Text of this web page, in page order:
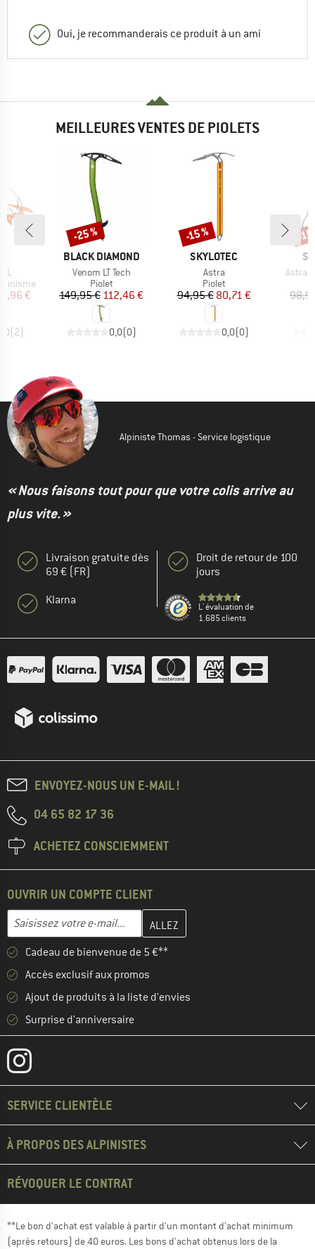
Oui, je recommanderais ce produit à un ami
MEILLEURES VENTES DE PIOLETS
réduit
€
(2)
MARQUE
BLACK DIAMOND
Article
Venom LT Tech
Product group
Piolet
Prix
149,95 €Prix réduit
112,46 €
0,0(0)
Remise
-25 %
MARQUE
SKYLOTEC
Article
Astra
Product group
Piolet
Prix
94,95 €Prix réduit
80,71 €
0,0(0)
Remise
-15 %
Article
Astra
-
Alpiniste Thomas - Service logistique
« Nous faisons tout pour que votre colis arrive au
plus vite. »
Livraison gratuite dès
69 € (FR)
Klarna
Droit de retour de 100
jours
L' évaluation de
1.685 clients
ENVOYEZ-NOUS UN E-MAIL !
04 65 82 17 36
ACHETEZ CONSCIEMMENT
OUVRIR UN COMPTE CLIENT
Adresse e-mail
Entrez votre adresse e-mail ici et créez votre compte client à la
Cadeau de bienvenue de 5 €**
Accès exclusif aux promos
Ajout de produits à la liste d'envies
Surprise d'anniversaire
SERVICE CLIENTÈLE
À PROPOS DES ALPINISTES
RÉVOQUER LE CONTRAT
**Le bon d'achat est valable à partir d'un montant d'achat minimum
(après retours) de 40 euros. Les bons d'achat obtenus lors de la